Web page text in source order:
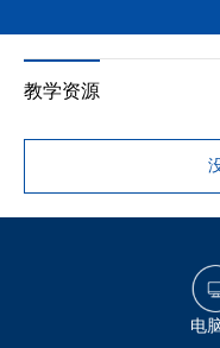
教学资源
电